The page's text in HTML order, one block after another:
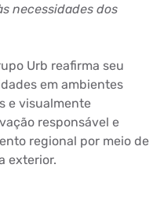
necessidades dos
Urb reafirma seu
em ambientes
e visualmente
responsável e
regional por meio de
exterior.